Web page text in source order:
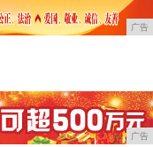
广告
广告